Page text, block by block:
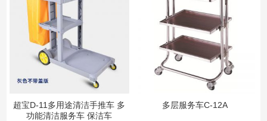
超宝D-11多用途清洁手推车 多
功能清洁服务车 保洁车
多层服务车C-12A